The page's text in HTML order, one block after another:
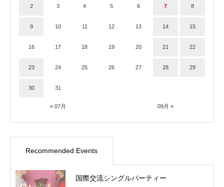
« 07月 09月 »
2 3 4 5 6 7 8
9 10 11 12 13 14 15
16 17 18 19 20 21 22
23 24 25 26 27 28 29
30 31
Recommended Events
国際交流シングルパーティー